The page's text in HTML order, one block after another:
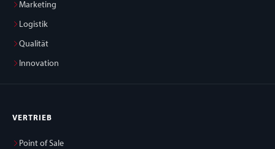
Marketing
Logistik
Qualität
Innovation
VERTRIEB
Point of Sale